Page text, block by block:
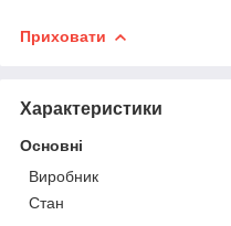
Приховати
Характеристики
Основні
Виробник
Стан